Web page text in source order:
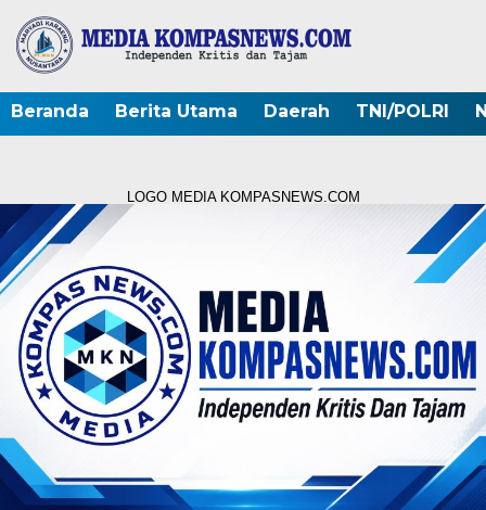
Beranda Berita Utama Daerah TNI/POLRI
LOGO MEDIA KOMPASNEWS.COM